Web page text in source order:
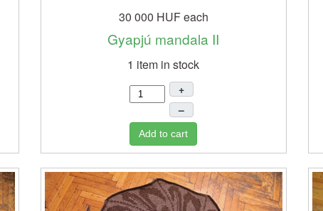
30 000 HUFeach
Gyapjú mandala II
1 item in stock
+
–
Add to cart